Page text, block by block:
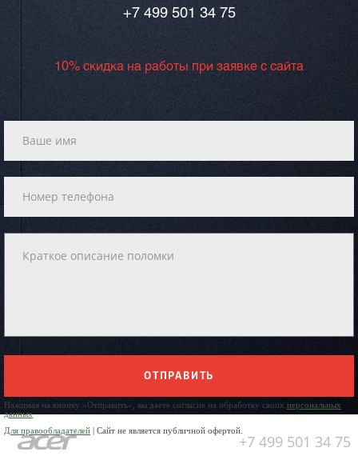
+7 499 501 34 75
10% скидка на работы при заявке с сайта
ОТПРАВИТЬ
Нажимая на кнопку «Отправить», вы даете согласие на обработку своих персональных
данных
Для правообладателей | Сайт не является публичной офертой.
+7 499 501 34 75